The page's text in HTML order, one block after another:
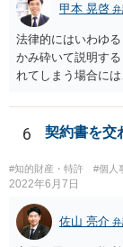
甲本 晃啓
法律的にはいわゆ
かみ砕いて説明す
れてしまう場合に
ための加工（一般
は、その商品を売
で、商標権者の預
（コピー品やリメ
酷い品質であれば
すし、その証商標
害します。その商
6 契約書を交
#知的財産・特許 #個人
2022年6月7日
佐山 亮介